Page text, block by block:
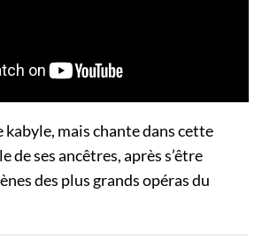
kabyle, mais chante dans cette
de ses ancêtres, après s’être
des plus grands opéras du